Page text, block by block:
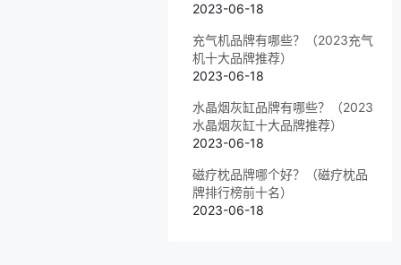
2023-06-18
充气机品牌有哪些？（2023充气
机十大品牌推荐）
2023-06-18
水晶烟灰缸品牌有哪些？（2023
水晶烟灰缸十大品牌推荐）
2023-06-18
磁疗枕品牌哪个好？（磁疗枕品
牌排行榜前十名）
2023-06-18